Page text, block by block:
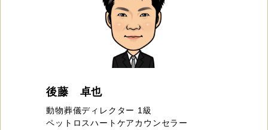
後藤 卓也
動物葬儀ディレクター 1級
ペットロスハートケアカウンセラー